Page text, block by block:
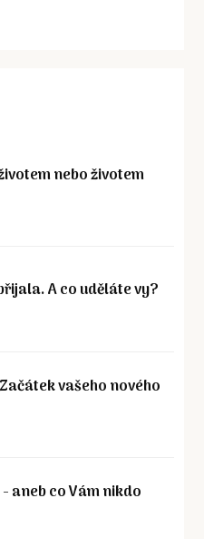
nebo životem
A co uděláte vy?
Začátek vašeho nového
- aneb co Vám nikdo